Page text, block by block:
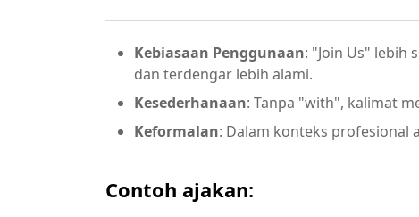
Kebiasaan Penggunaan: "Join Us" lebih
dan terdengar lebih alami.
Kesederhanaan: Tanpa "with", kalimat
Keformalan: Dalam konteks profesional
Contoh ajakan: